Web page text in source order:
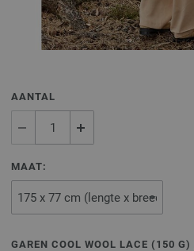
AANTAL
MAAT:
GAREN COOL WOOL LACE ( 150 G)